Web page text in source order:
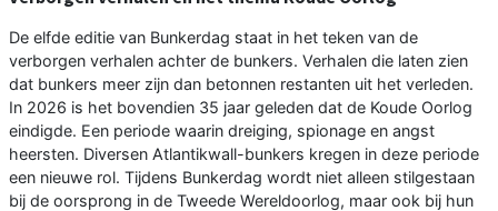
De elfde editie van Bunkerdag staat in het teken van de
verborgen verhalen achter de bunkers. Verhalen die laten zien
dat bunkers meer zijn dan betonnen restanten uit het verleden.
In 2026 is het bovendien 35 jaar geleden dat de Koude Oorlog
eindigde. Een periode waarin dreiging, spionage en angst
heersten. Diversen Atlantikwall-bunkers kregen in deze periode
een nieuwe rol. Tijdens Bunkerdag wordt niet alleen stilgestaan
bij de oorsprong in de Tweede Wereldoorlog, maar ook bij hun